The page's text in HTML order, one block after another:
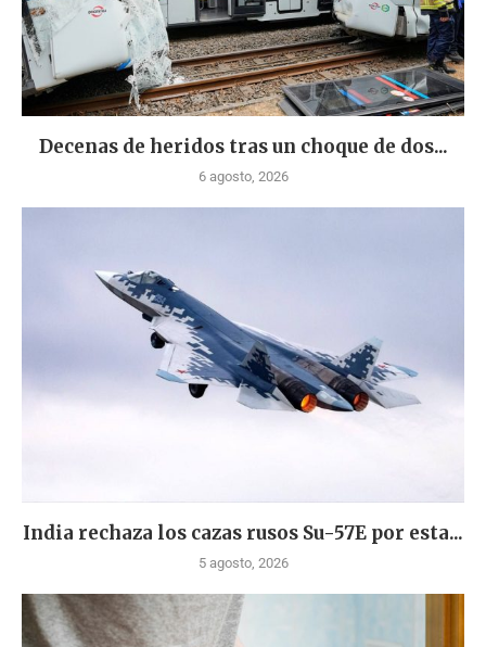
Decenas de heridos tras un choque de dos...
6 agosto, 2026
India rechaza los cazas rusos Su-57E por esta...
5 agosto, 2026